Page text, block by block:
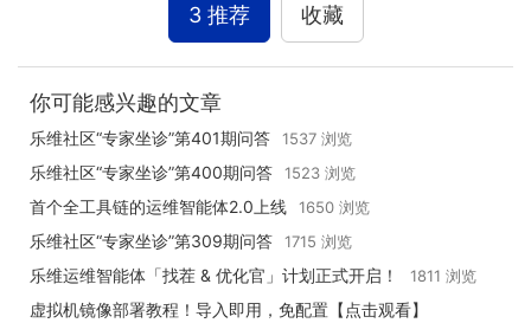
3 推荐 收藏
你可能感兴趣的文章
乐维社区“专家坐诊”第401期问答 1537 浏览
乐维社区“专家坐诊”第400期问答 1523 浏览
首个全工具链的运维智能体2.0上线 1650 浏览
乐维社区“专家坐诊”第309期问答 1715 浏览
乐维运维智能体「找茬 & 优化官」计划正式开启！ 1811 浏览
虚拟机镜像部署教程！导入即用，免配置【点击观看】